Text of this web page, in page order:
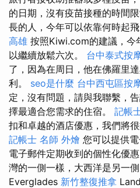
的日期，沒有疫苗接種的時間
長的人，今年可以依靠何時起飛
高雄 按照Kiwi.com的建議，今
以繼續放鬆六次。 台中泰式按
了，因為在周日，他在佛羅里
利。 seo是什麼 台中西屯區按
定，沒有問題，請與我聯繫，
擇最適合您需求的住宿。 記帳
扣和卓越的酒店優惠，我們將
記帳士 名師 外燴 您可以提供
電子郵件定期收到的個性化優
灣的一側一樣，大西洋是另一
Everglades 新竹整復推拿